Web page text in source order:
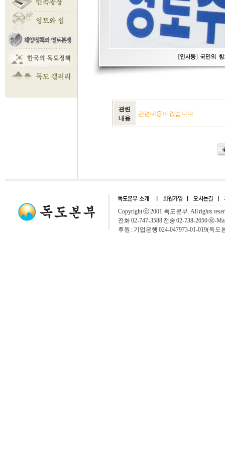
관련
내용
관련내용이 없습니다
Copyright ⓒ 2001.독도본부. All rights
전화 02-747-3588 전송 02-738-2050 ⓔ-
후원 : 기업은행 024-047973-01-019(독도